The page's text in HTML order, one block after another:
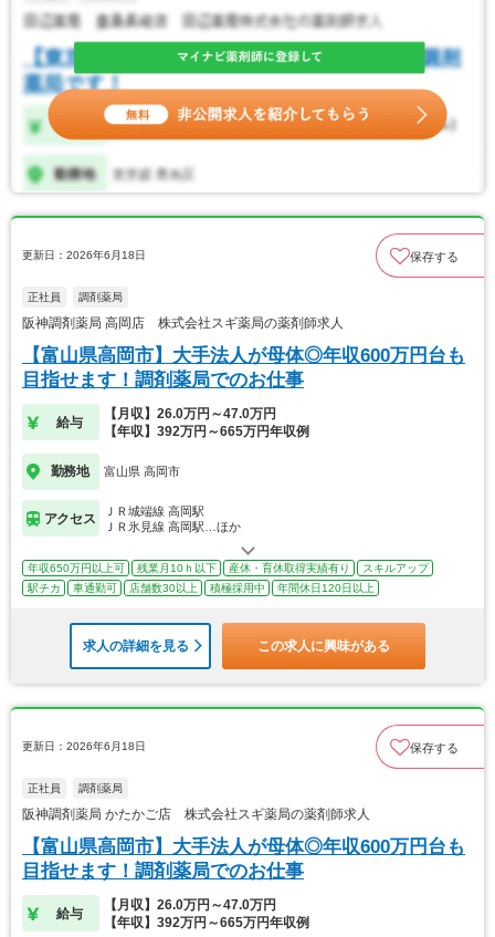
更新日：2026年6月18日 保存する
正社員 調剤薬局
阪神調剤薬局 高岡店 株式会社スギ薬局の薬剤師求人
【富山県高岡市】大手法人が母体◎年収600万円台も
目指せます！調剤薬局でのお仕事
給与
【月収】26.0万円～47.0万円
【年収】392万円～665万円年収例
勤務地 富山県 高岡市
アクセス
ＪＲ城端線 高岡駅
ＪＲ氷見線 高岡駅…ほか
年収650万円以上可 残業月10ｈ以下 産休・育休取得実績有り
スキルアップ
駅チカ
車通勤可 店舗数30以上 積極採用中 年間休日120日以上
求人の詳細を見る この求人に興味がある
更新日：2026年6月18日 保存する
正社員 調剤薬局
阪神調剤薬局 かたかご店 株式会社スギ薬局の薬剤師求人
【富山県高岡市】大手法人が母体◎年収600万円台も
目指せます！調剤薬局でのお仕事
給与
【月収】26.0万円～47.0万円
【年収】392万円～665万円年収例